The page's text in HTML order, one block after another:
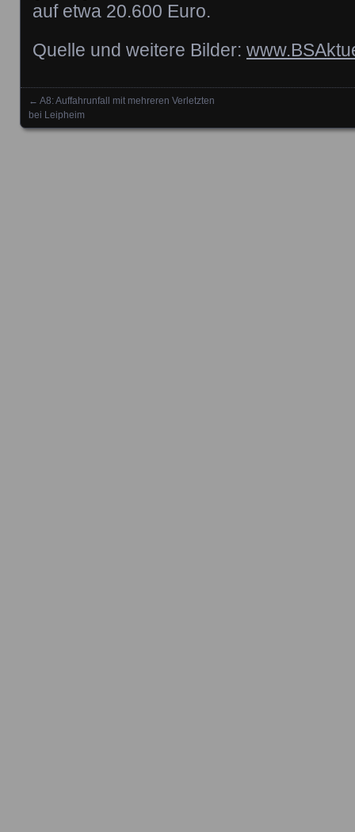
auf etwa 20.600 Euro.
Quelle und weitere Bilder:
Posts navigation
← A8: Auffahrunfall mit mehreren Verletzten
bei Leipheim